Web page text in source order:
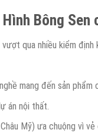
Bông Sen
qua nhiều kiểm định
mang đến sản
án nội thất.
Mỹ) ưa chuộng vì